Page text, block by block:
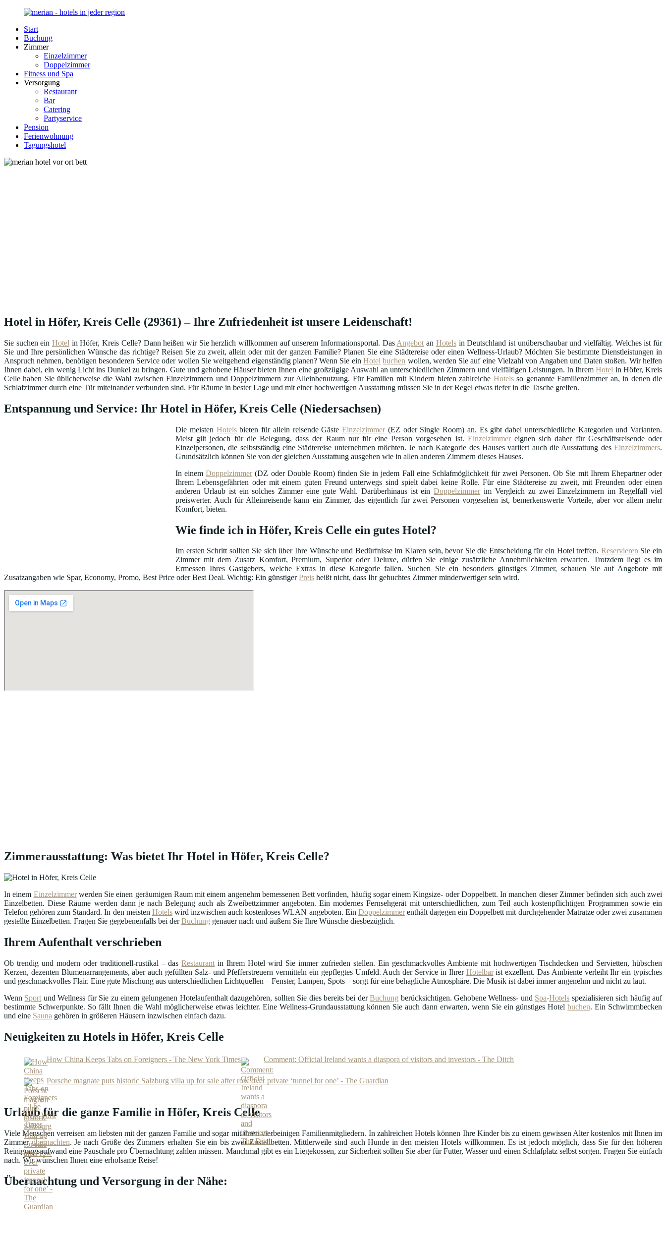
Zurück
Inhalt
Merian-
Hotel.de
Portal
Unterkunft
Deutschland
Start
Buchung
Zimmer
Einzelzimmer
Doppelzimmer
Fitness und Spa
Versorgung
Restaurant
Bar
Catering
Partyservice
Pension
Ferienwohnung
Tagungshotel
Hotel in Höfer, Kreis Celle (29361) – Ihre Zufriedenheit ist unsere Leidenschaft!
Sie suchen einHotel in Höfer, Kreis Celle? Dann heißen wir Sie herzlich willkommen auf unserem Informationsportal. Das Angebot an Hotelsin Deutschland ist unüberschaubar und vielfältig. Welches ist für
Sie und Ihre persönlichen Wünsche das richtige? Reisen Sie zu zweit, allein oder mit der ganzen Familie? Planen Sie eine Städtereise oder einen Wellness-Urlaub? Möchten Sie bestimmte Dienstleistungen in
Anspruch nehmen, benötigen besonderen Service oder wollen Sie weitgehend eigenständig planen? Wenn Sie ein Hotel buchen wollen, werden Sie auf eine Vielzahl von Angaben und Daten stoßen. Wir helfen
Ihnen dabei, ein wenig Licht ins Dunkel zu bringen. Gute und gehobene Häuser bieten Ihnen eine großzügige Auswahl an unterschiedlichen Zimmern und vielfältigen Leistungen. In IhremHotel in Höfer, Kreis
Celle haben Sie üblicherweise die Wahl zwischen Einzelzimmern und Doppelzimmern zur Alleinbenutzung. Für Familien mit Kindern bieten zahlreiche Hotelsso genannte Familienzimmer an, in denen die
Schlafzimmer durch eine Tür miteinander verbunden sind. Für Räume in bester Lage und mit einer hochwertigen Ausstattung müssen Sie in der Regel etwas tiefer in die Tasche greifen.
Entspannung und Service: Ihr Hotel in Höfer, Kreis Celle (Niedersachsen)
Die meisten Hotelsbieten für allein reisende Gäste Einzelzimmer(EZ oder Single Room) an. Es gibt dabei unterschiedliche Kategorien und Varianten.
Meist gilt jedoch für die Belegung, dass der Raum nur für eine Person vorgesehen ist. Einzelzimmereignen sich daher für Geschäftsreisende oder
Einzelpersonen, die selbstständig eine Städtereise unternehmen möchten. Je nach Kategorie des Hauses variiert auch die Ausstattung des Einzelzimmers.
Grundsätzlich können Sie von der gleichen Ausstattung ausgehen wie in allen anderen Zimmern dieses Hauses.
In einemDoppelzimmer(DZ oder Double Room) finden Sie in jedem Fall eine Schlafmöglichkeit für zwei Personen. Ob Sie mit Ihrem Ehepartner oder
Ihrem Lebensgefährten oder mit einem guten Freund unterwegs sind spielt dabei keine Rolle. Für eine Städtereise zu zweit, mit Freunden oder einen
anderen Urlaub ist ein solches Zimmer eine gute Wahl. Darüberhinaus ist einDoppelzimmerim Vergleich zu zwei Einzelzimmern im Regelfall viel
preiswerter. Auch für Alleinreisende kann ein Zimmer, das eigentlich für zwei Personen vorgesehen ist, bemerkenswerte Vorteile, aber vor allem mehr
Komfort, bieten.
Wie finde ich in Höfer, Kreis Celle ein gutes Hotel?
Im ersten Schritt sollten Sie sich über Ihre Wünsche und Bedürfnisse im Klaren sein, bevor Sie die Entscheidung für ein Hotel treffen. ReservierenSie ein
Zimmer mit dem Zusatz Komfort, Premium, Superior oder Deluxe, dürfen Sie einige zusätzliche Annehmlichkeiten erwarten. Trotzdem liegt es im
Ermessen Ihres Gastgebers, welche Extras in diese Kategorie fallen. Suchen Sie ein besonders günstiges Zimmer, schauen Sie auf Angebote mit
Zusatzangaben wie Spar, Economy, Promo, Best Price oder Best Deal. Wichtig: Ein günstigerPreis heißt nicht, dass Ihr gebuchtes Zimmer minderwertiger sein wird.
Zimmerausstattung: Was bietet Ihr Hotel in Höfer, Kreis Celle?
In einem Einzelzimmerwerden Sie einen geräumigen Raum mit einem angenehm bemessenen Bett vorfinden, häufig sogar einem Kingsize- oder Doppelbett. In manchen dieser Zimmer befinden sich auch zwei
Einzelbetten. Diese Räume werden dann je nach Belegung auch als Zweibettzimmer angeboten. Ein modernes Fernsehgerät mit unterschiedlichen, zum Teil auch kostenpflichtigen Programmen sowie ein
Telefon gehören zum Standard. In den meisten Hotelswird inzwischen auch kostenloses WLAN angeboten. Ein Doppelzimmerenthält dagegen ein Doppelbett mit durchgehender Matratze oder zwei zusammen
gestellte Einzelbetten. Fragen Sie gegebenenfalls bei derBuchung genauer nach und äußern Sie Ihre Wünsche diesbezüglich.
Ihrem Aufenthalt verschrieben
Ob trendig und modern oder traditionell-rustikal – dasRestaurant in Ihrem Hotel wird Sie immer zufrieden stellen. Ein geschmackvolles Ambiente mit hochwertigen Tischdecken und Servietten, hübschen
Kerzen, dezenten Blumenarrangements, aber auch gefüllten Salz- und Pfefferstreuern vermitteln ein gepflegtes Umfeld. Auch der Service in Ihrer Hotelbarist exzellent. Das Ambiente verleiht Ihr ein typisches
und geschmackvolles Flair. Eine gute Mischung aus unterschiedlichen Lichtquellen – Fenster, Lampen, Spots – sorgt für eine behagliche Atmosphäre. Die Musik ist dabei immer angenehm und nicht zu laut.
Wenn Sport und Wellness für Sie zu einem gelungenen Hotelaufenthalt dazugehören, sollten Sie dies bereits bei derBuchung berücksichtigen. Gehobene Wellness- und Spa-Hotels spezialisieren sich häufig auf
bestimmte Schwerpunkte. So fällt Ihnen die Wahl möglicherweise etwas leichter. Eine Wellness-Grundausstattung können Sie auch dann erwarten, wenn Sie ein günstiges Hotelbuchen. Ein Schwimmbecken
und eine Sauna gehören in größeren Häusern inzwischen einfach dazu.
Neuigkeiten zu Hotels in Höfer, Kreis Celle
How China Keeps Tabs on Foreigners - The New York Times Comment: Official Ireland wants a diaspora of visitors and investors - The Ditch
Porsche magnate puts historic Salzburg villa up for sale after row over private ‘tunnel for one’ - The Guardian
Urlaub für die ganze Familie in Höfer, Kreis Celle
Viele Menschen verreisen am liebsten mit der ganzen Familie und sogar mit ihren vierbeinigen Familienmitgliedern. In zahlreichen Hotels können Ihre Kinder bis zu einem gewissen Alter kostenlos mit Ihnen im
Zimmerübernachten. Je nach Größe des Zimmers erhalten Sie ein bis zwei Zustellbetten. Mittlerweile sind auch Hunde in den meisten Hotels willkommen. Es ist jedoch möglich, dass Sie für den höheren
Reinigungsaufwand eine Pauschale pro Übernachtung zahlen müssen. Manchmal gibt es ein Liegekossen, zur Sicherheit sollten Sie aber für Futter, Wasser und einen Schlafplatz selbst sorgen. Fragen Sie einfach
nach. Wir wünschen Ihnen eine erholsame Reise!
Übernachtung und Versorgung in der Nähe: